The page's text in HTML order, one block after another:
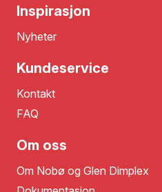
Inspirasjon
Nyheter
Kundeservice
Kontakt
FAQ
Om oss
Om Nobø og Glen Dimplex